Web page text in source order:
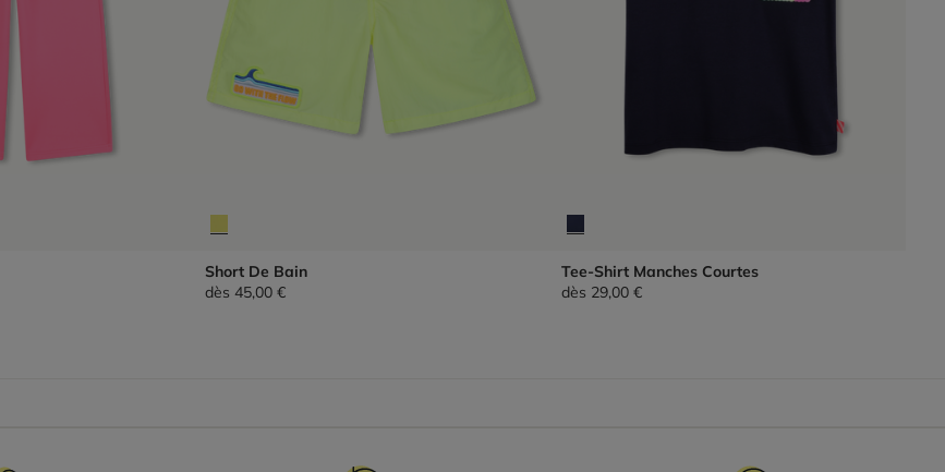
Short De Bain
dès 45,00 €
Tee-Shirt Manches Courtes
dès 29,00 €